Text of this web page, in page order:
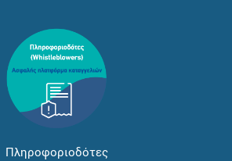
Πληροφοριοδότες